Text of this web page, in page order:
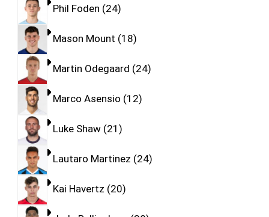
Phil Foden 24
Mason Mount 18
Martin Odegaard 24
Marco Asensio 12
Luke Shaw 21
Lautaro Martinez 24
Kai Havertz 20